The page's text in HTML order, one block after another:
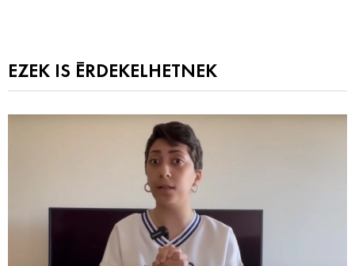
EZEK IS ÉRDEKELHETNEK